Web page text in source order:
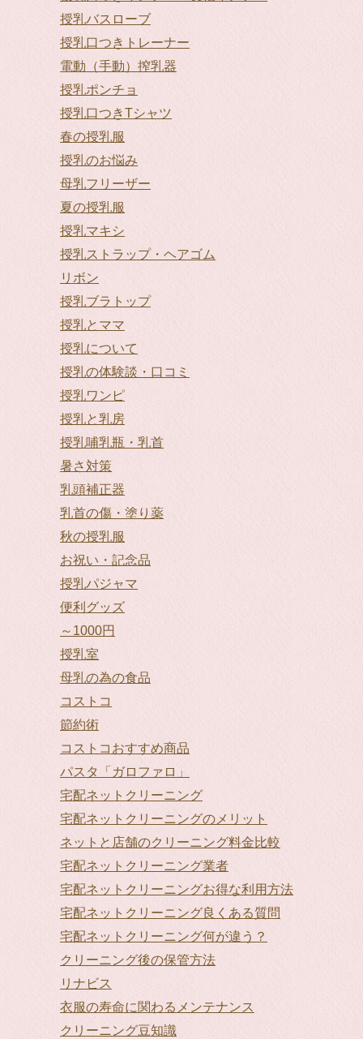
授乳バスローブ
授乳口つきトレーナー
電動（手動）搾乳器
授乳ポンチョ
授乳口つきTシャツ
春の授乳服
授乳のお悩み
母乳フリーザー
夏の授乳服
授乳マキシ
授乳ストラップ・ヘアゴム
リボン
授乳ブラトップ
授乳とママ
授乳について
授乳の体験談・口コミ
授乳ワンピ
授乳と乳房
授乳哺乳瓶・乳首
暑さ対策
乳頭補正器
乳首の傷・塗り薬
秋の授乳服
お祝い・記念品
授乳パジャマ
便利グッズ
～1000円
授乳室
母乳の為の食品
コストコ
節約術
コストコおすすめ商品
パスタ「ガロファロ」
宅配ネットクリーニング
宅配ネットクリーニングのメリット
ネットと店舗のクリーニング料金比較
宅配ネットクリーニング業者
宅配ネットクリーニングお得な利用方法
宅配ネットクリーニング良くある質問
宅配ネットクリーニング何が違う？
クリーニング後の保管方法
リナビス
衣服の寿命に関わるメンテナンス
クリーニング豆知識